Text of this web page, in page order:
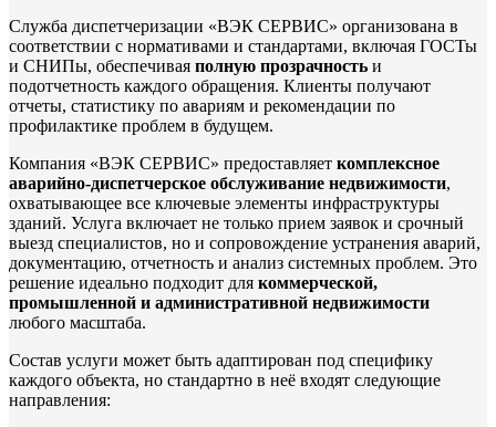
Служба диспетчеризации «ВЭК СЕРВИС» организована в
соответствии с нормативами и стандартами, включая ГОСТы
и СНИПы, обеспечивая полную прозрачность и
подотчетность каждого обращения. Клиенты получают
отчеты, статистику по авариям и рекомендации по
профилактике проблем в будущем.
Компания «ВЭК СЕРВИС» предоставляет комплексное
аварийно-диспетчерское обслуживание недвижимости,
охватывающее все ключевые элементы инфраструктуры
зданий. Услуга включает не только прием заявок и срочный
выезд специалистов, но и сопровождение устранения аварий,
документацию, отчетность и анализ системных проблем. Это
решение идеально подходит для коммерческой,
промышленной и административной недвижимости
любого масштаба.
Состав услуги может быть адаптирован под специфику
каждого объекта, но стандартно в неё входят следующие
направления: